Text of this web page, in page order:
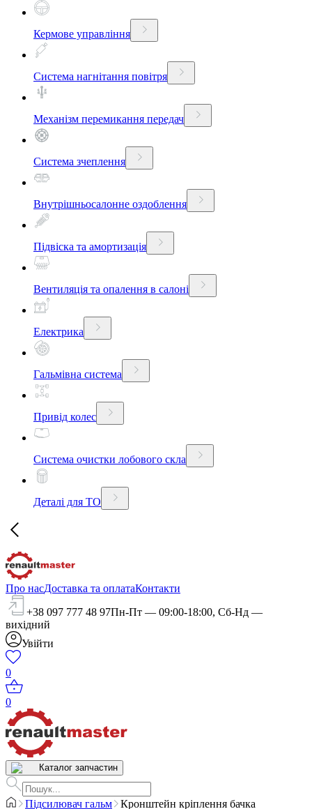
Кермове управління
Система нагнітання повітря
Механізм перемикання передач
Система зчеплення
Внутрішньосалонне оздоблення
Підвіска та амортизація
Вентиляція та опалення в салоні
Електрика
Гальмівна система
Привід колес
Система очистки лобового скла
Деталі для ТО
Про насДоставка та оплатаКонтакти
+38 097 777 48 97Пн-Пт — 09:00-18:00, Сб-Нд —
вихідний
Увійти
0
0
Каталог запчастин
Підсилювач гальм
Кронштейн кріплення бачка